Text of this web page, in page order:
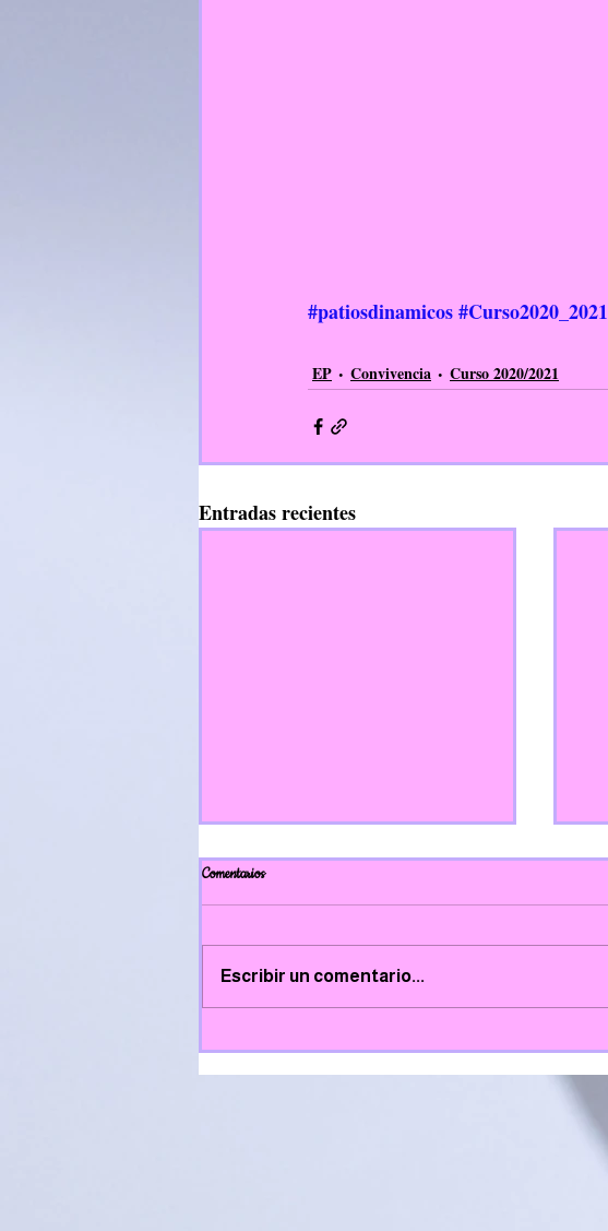
#patiosdinamicos#Curso2020_2021
EP Convivencia Curso 2020/2021
Entradas recientes
Comentarios
Escribir un comentario...